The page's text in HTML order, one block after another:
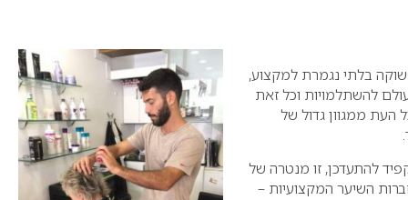
בלתי נגמרת למקצוע,
להשתלמויות וכל זאת
ממגוון גדול של
להתעדכן, זו מנטרה של
השיער המקצועיות –